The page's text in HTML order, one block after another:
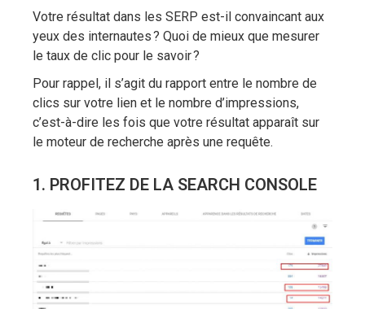
Votre résultat dans les SERP est-il convaincant aux
yeux des internautes ? Quoi de mieux que mesurer
le taux de clic pour le savoir ?
Pour rappel, il s’agit du rapport entre le nombre de
clics sur votre lien et le nombre d’impressions,
c’est-à-dire les fois que votre résultat apparaît sur
le moteur de recherche après une requête.
1. PROFITEZ DE LA SEARCH CONSOLE